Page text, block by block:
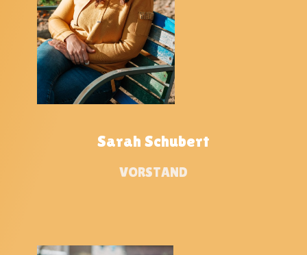
Sarah Schubert
VORSTAND